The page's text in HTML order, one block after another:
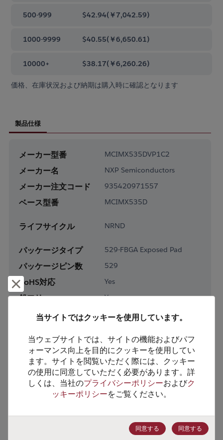
500-999 $42.94(￥7,042.59)
1000-9999 $40.55(￥6,650.61)
10000+ $38.17(￥6,260.26)
価格、在庫状況および納期は購入時に確認となります
製品仕様
メーカー型番 MCIMX535DVP1C2
メーカー名 NXP Semiconductors
メーカー注文コード 935420971557
ベース型番 MCIMX535D
ライフサイクル NRND
パッケージタイプ 529-FBGA Exposed Pad
パッケージピン数 529
RoHS対応 Yes
鉛フリー Yes
梱包形態 Tray
製品カテゴリー Processor & Peripheral
製品サブカテゴリー Microcontroller & SoC
製品グループ Image/Media SOCs
5A992C
却下して閉じる
当サイトではクッキーを使用しています。
当ウェブサイトでは、サイトの機能およびパフ
ォーマンス向上を目的にクッキーを使用してい
ます。サイトを閲覧いただく際には、クッキー
の使用に同意していただく必要があります。詳
しくは、当社のプライバシーポリシーおよびク
ッキーポリシーをご覧ください。
同意する 同意する